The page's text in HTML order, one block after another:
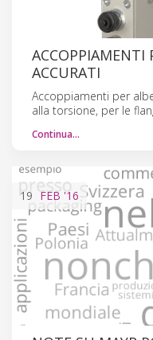
ACCOPPIAMENTI
ACCURATI
Accoppiamenti per
alla torsione, per le
Continua…
19 FEB '16